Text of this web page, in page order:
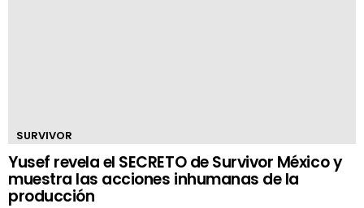
SURVIVOR
Yusef revela el SECRETO de Survivor México y
muestra las acciones inhumanas de la
producción